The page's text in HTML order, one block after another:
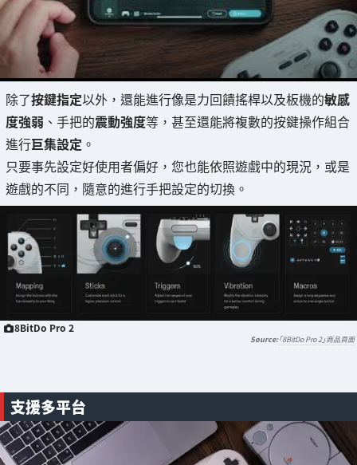
除了按鍵指定以外，還能進行像是力回饋搖桿以及板機的敏感
度強弱 、手把的震動強度等，甚至還能將複數的按鍵操作組合
進行巨集設定 。
只要事先設定好使用者偏好，您也能依照遊戲中的現況，或是
遊戲的不同，隨意的進行手把設定的切換。
8BitDo Pro 2
「8BitDo Pro 2」商品頁面
支援多平台